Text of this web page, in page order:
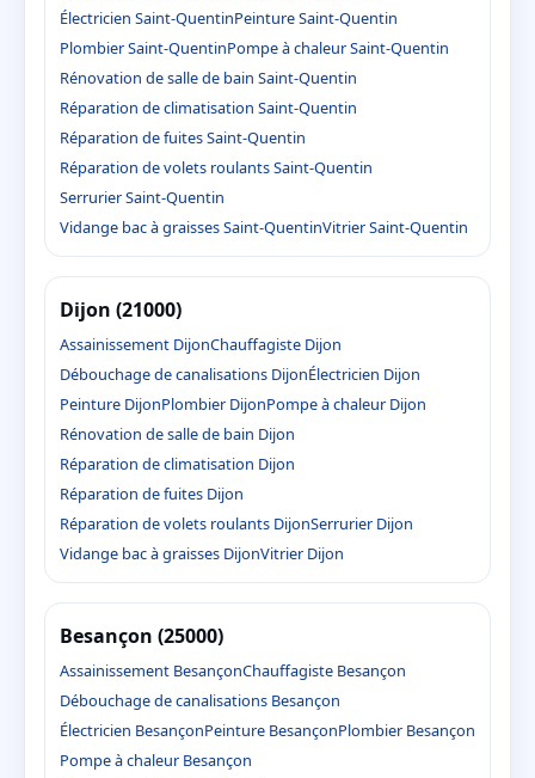
Électricien Saint-QuentinPeinture Saint-Quentin
Plombier Saint-QuentinPompe à chaleur Saint-Quentin
Rénovation de salle de bain Saint-Quentin
Réparation de climatisation Saint-Quentin
Réparation de fuites Saint-Quentin
Réparation de volets roulants Saint-Quentin
Serrurier Saint-Quentin
Vidange bac à graisses Saint-QuentinVitrier Saint-Quentin
Dijon (21000)
Assainissement DijonChauffagiste Dijon
Débouchage de canalisations DijonÉlectricien Dijon
Peinture DijonPlombier DijonPompe à chaleur Dijon
Rénovation de salle de bain Dijon
Réparation de climatisation Dijon
Réparation de fuites Dijon
Réparation de volets roulants DijonSerrurier Dijon
Vidange bac à graisses DijonVitrier Dijon
Besançon (25000)
Assainissement BesançonChauffagiste Besançon
Débouchage de canalisations Besançon
Électricien BesançonPeinture BesançonPlombier Besançon
Pompe à chaleur Besançon